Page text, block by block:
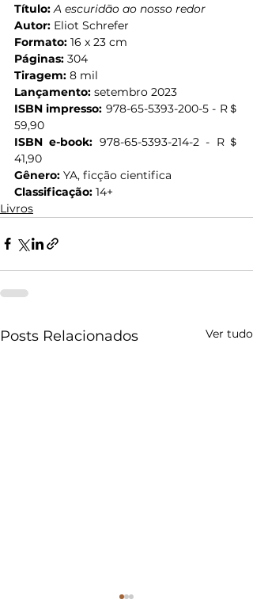
Título: A escuridão ao nosso redor
Autor: Eliot Schrefer
Formato: 16 x 23 cm
Páginas: 304
Tiragem: 8 mil
Lançamento: setembro 2023
ISBN impresso: 978-65-5393-200-5 - R＄
59,90
ISBN e-book: 978-65-5393-214-2 - R＄
41,90
Gênero: YA, ficção cientifica
Classificação: 14+
Livros
Posts Relacionados Ver tudo